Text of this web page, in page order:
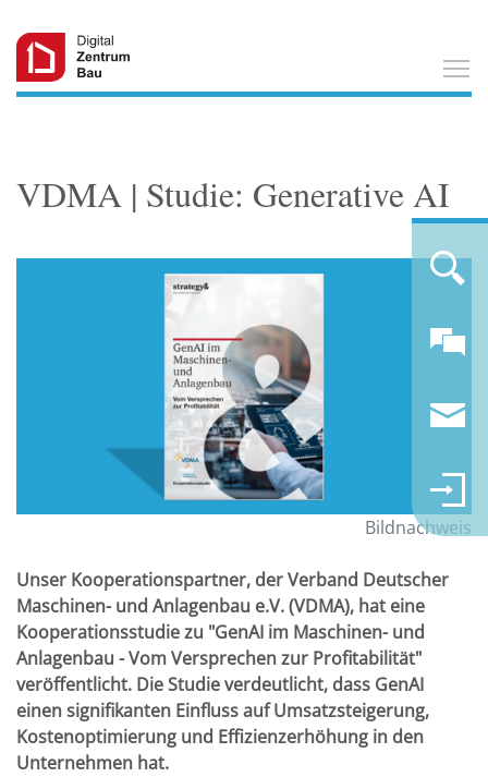
VDMA | Studie: Generative AI
Bildnachweis
Unser Kooperationspartner, der Verband Deutscher
Maschinen- und Anlagenbau e.V. (VDMA), hat eine
Kooperationsstudie zu "GenAI im Maschinen- und
Anlagenbau - Vom Versprechen zur Profitabilität"
veröffentlicht. Die Studie verdeutlicht, dass GenAI
einen signifikanten Einfluss auf Umsatzsteigerung,
Kostenoptimierung und Effizienzerhöhung in den
Unternehmen hat.